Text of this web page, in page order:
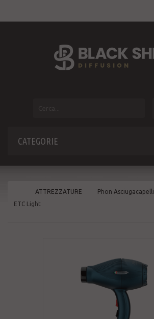
CATEGORIE
ATTREZZATURE Phon Asciugacapelli
ETC Light